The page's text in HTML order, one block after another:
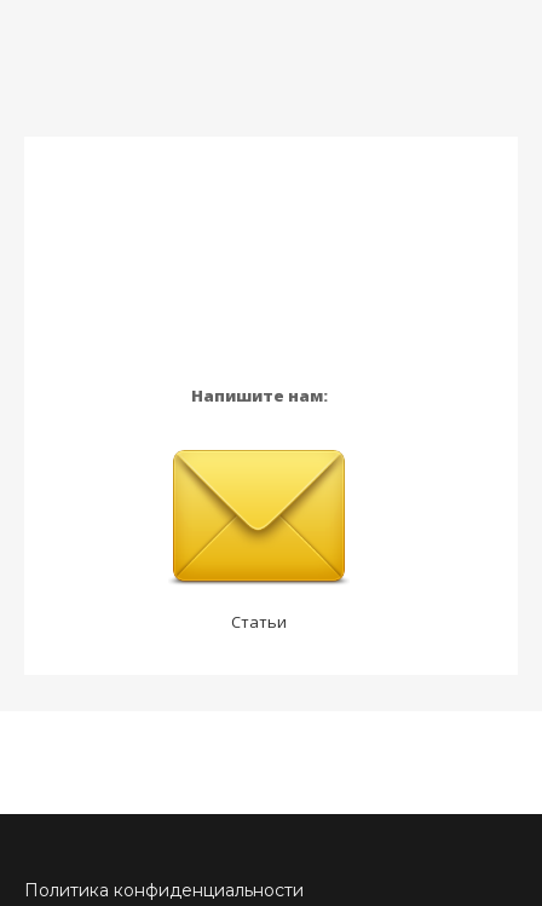
Напишите нам:
Статьи
Политика конфиденциальности